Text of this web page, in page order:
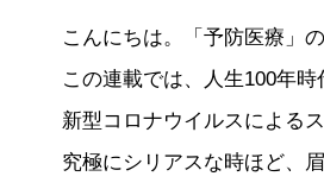
こんにちは。「予防医療」
この連載では、人生100年
新型コロナウイルスによる
究極にシリアスな時ほど、